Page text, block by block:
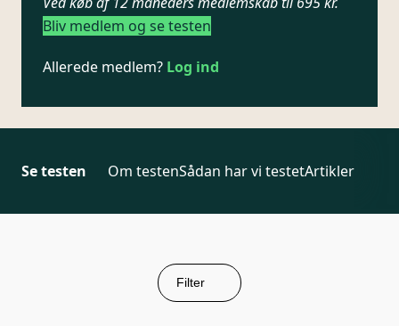
Bliv medlem og se testen
Allerede medlem? Log ind
Se testen Om testenSådan har vi testetArtikler
Filter